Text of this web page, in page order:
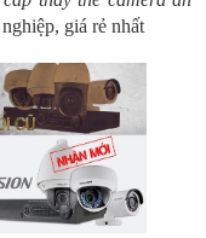
giá rẻ nhất